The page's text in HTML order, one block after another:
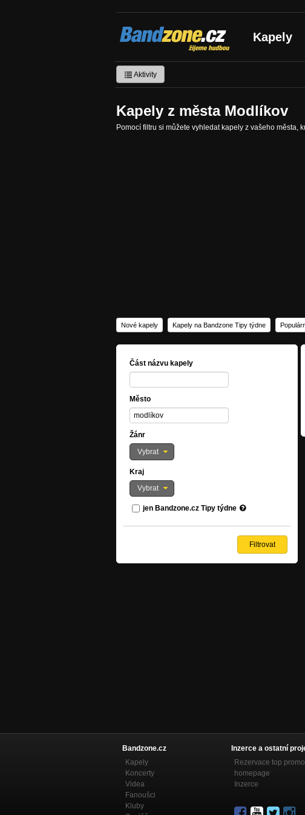
Bandzone.cz
žijeme hudbou Kapely
Aktivity
Kapely z města Modlíkov
Pomocí filtru si můžete vyhledat kapely z vašeho
Nové kapely Kapely na Bandzone Tipy týdne
Část názvu kapely
Město
Žánr
Vybrat
Kraj
Vybrat
jen Bandzone.cz Tipy týdne
Bandzone.cz
Kapely
Koncerty
Videa
Fanoušci
Kluby
Inzerce a ostatní
Rezervace top
homepage
Inzerce